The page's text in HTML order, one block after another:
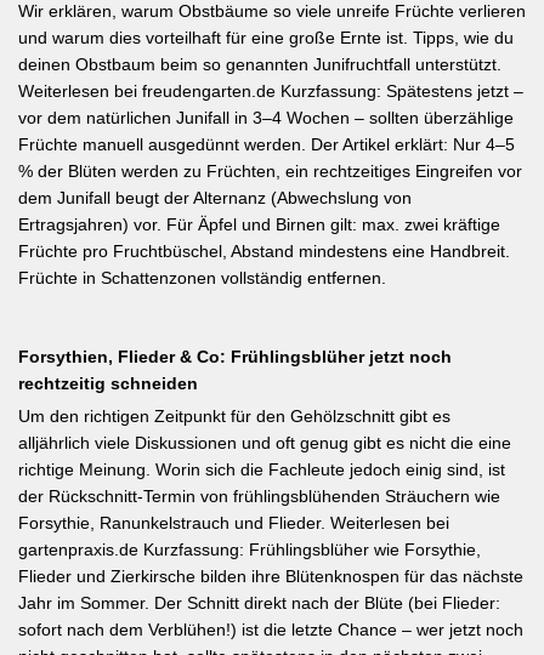
Wir erklären, warum Obstbäume so viele unreife Früchte verlieren
und warum dies vorteilhaft für eine große Ernte ist. Tipps, wie du
deinen Obstbaum beim so genannten Junifruchtfall unterstützt.
Weiterlesen bei freudengarten.de Kurzfassung: Spätestens jetzt –
vor dem natürlichen Junifall in 3–4 Wochen – sollten überzählige
Früchte manuell ausgedünnt werden. Der Artikel erklärt: Nur 4–5
% der Blüten werden zu Früchten, ein rechtzeitiges Eingreifen vor
dem Junifall beugt der Alternanz (Abwechslung von
Ertragsjahren) vor. Für Äpfel und Birnen gilt: max. zwei kräftige
Früchte pro Fruchtbüschel, Abstand mindestens eine Handbreit.
Früchte in Schattenzonen vollständig entfernen.
Forsythien, Flieder & Co: Frühlingsblüher jetzt noch
rechtzeitig schneiden
Um den richtigen Zeitpunkt für den Gehölzschnitt gibt es
alljährlich viele Diskussionen und oft genug gibt es nicht die eine
richtige Meinung. Worin sich die Fachleute jedoch einig sind, ist
der Rückschnitt-Termin von frühlingsblühenden Sträuchern wie
Forsythie, Ranunkelstrauch und Flieder. Weiterlesen bei
gartenpraxis.de Kurzfassung: Frühlingsblüher wie Forsythie,
Flieder und Zierkirsche bilden ihre Blütenknospen für das nächste
Jahr im Sommer. Der Schnitt direkt nach der Blüte (bei Flieder:
sofort nach dem Verblühen!) ist die letzte Chance – wer jetzt noch